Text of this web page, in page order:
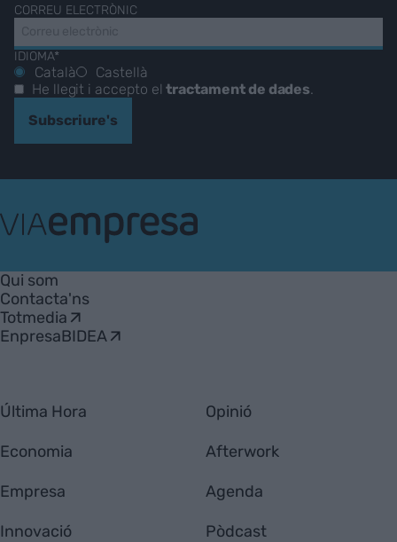
CORREU ELECTRÒNIC
IDIOMA*
Català
Castellà
He llegit i accepto eltractament de dades
Subscriure's
Empresa
Qui som
Contacta'ns
Totmedia
EnpresaBIDEA
Última Hora
Economia
Empresa
Innovació
Opinió
Afterwork
Agenda
Pòdcast